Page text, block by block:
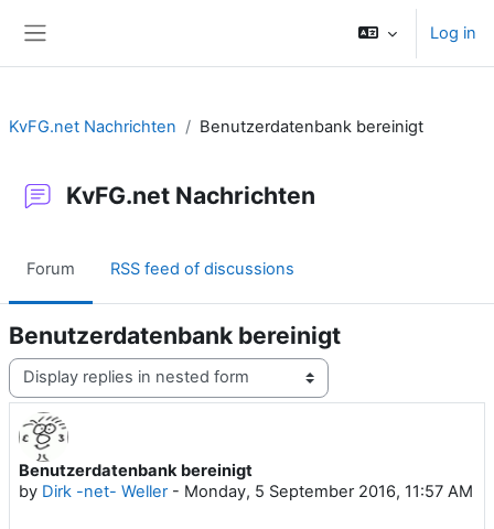
Log in
KvFG.net Nachrichten Benutzerdatenbank bereinigt
KvFG.net Nachrichten
Forum RSS feed of discussions
Benutzerdatenbank bereinigt
Display mode
Benutzerdatenbank bereinigt
by Dirk -net- Weller- Monday, 5 September 2016, 11:57 AM
Number of replies: 0